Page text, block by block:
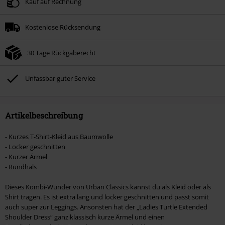
Kostenlose Rücksendung
30 Tage Rückgaberecht
Unfassbar guter Service
Artikelbeschreibung
- Kurzes T-Shirt-Kleid aus Baumwolle
- Locker geschnitten
- Kurzer Ärmel
- Rundhals
Dieses Kombi-Wunder von Urban Classics kannst du als Kleid oder als
Shirt tragen. Es ist extra lang und locker geschnitten und passt somit
auch super zur Leggings. Ansonsten hat der „Ladies Turtle Extended
Shoulder Dress“ ganz klassisch kurze Ärmel und einen